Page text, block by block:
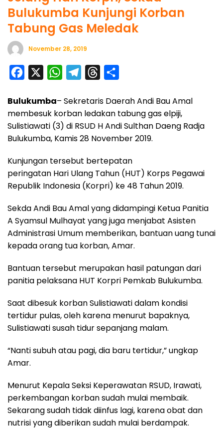
Bulukumba Kunjungi Korban
Tabung Gas Meledak
November 28, 2019
c
e
b
o
k
W
a
t
s
p
p
l
e
g
a
m
r
e
a
s
a
r
e
Bulukumba– Sekretaris Daerah Andi Bau Amal
membesuk korban ledakan tabung gas elpiji,
Sulistiawati (3) di RSUD H Andi Sulthan Daeng Radja
Bulukumba, Kamis 28 November 2019.
Kunjungan tersebut bertepatan
peringatan Hari Ulang Tahun (HUT) Korps Pegawai
Republik Indonesia (Korpri) ke 48 Tahun 2019.
Sekda Andi Bau Amal yang didampingi Ketua Panitia
A Syamsul Mulhayat yang juga menjabat Asisten
Administrasi Umum memberikan, bantuan uang tunai
kepada orang tua korban, Amar.
Bantuan tersebut merupakan hasil patungan dari
panitia pelaksana HUT Korpri Pemkab Bulukumba.
Saat dibesuk korban Sulistiawati dalam kondisi
tertidur pulas, oleh karena menurut bapaknya,
Sulistiawati susah tidur sepanjang malam.
“Nanti subuh atau pagi, dia baru tertidur,” ungkap
Amar.
Menurut Kepala Seksi Keperawatan RSUD, Irawati,
perkembangan korban sudah mulai membaik.
Sekarang sudah tidak diinfus lagi, karena obat dan
nutrisi yang diberikan sudah mulai berdampak.